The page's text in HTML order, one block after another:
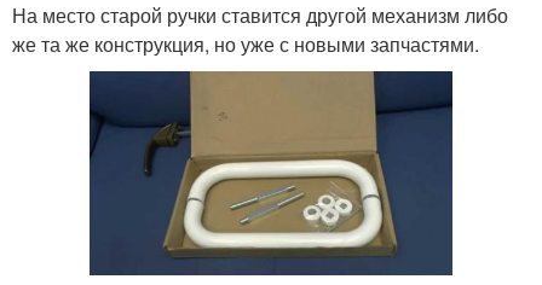
На место старой ручки ставится другой механизм либо
же та же конструкция, но уже с новыми запчастями.